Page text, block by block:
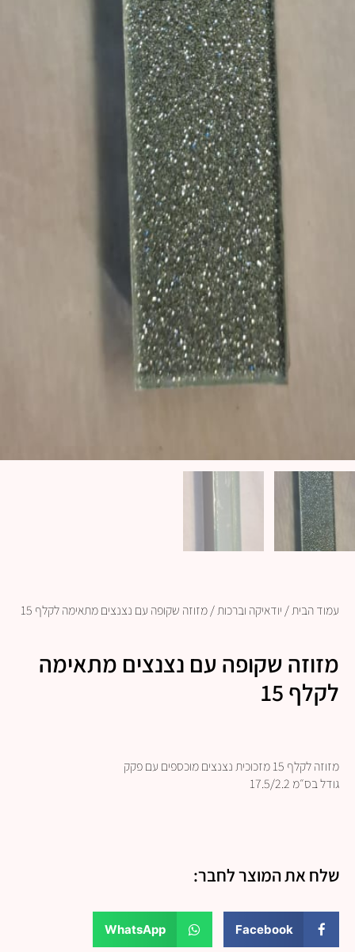
עמוד הבית/יודאיקה וברכות/ מזוזה שקופה עם נצנצים מתאימה לקלף 15
מזוזה שקופה עם נצנצים מתאימה
לקלף 15
מזוזה לקלף 15 מזכוכית נצנצים מוכספים עם פקק
גודל בס״מ 17.5/2.2
שלח את המוצר לחבר:
Facebook
WhatsApp